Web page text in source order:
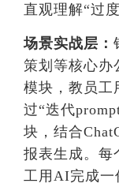
直观理解“过
场景实战层：
策划等核心办
模块，教员工
过“迭代
块，结合
报表生成。每
工用AI完成一